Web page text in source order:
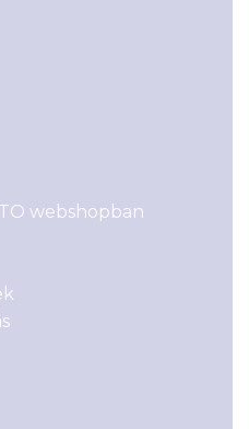
webshopban